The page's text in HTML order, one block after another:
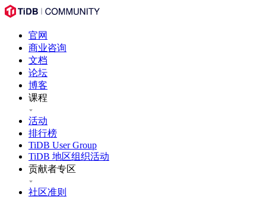
官网
商业咨询
文档
论坛
博客
课程
活动
排行榜
TiDB User Group
TiDB 地区组织活动
贡献者专区
社区准则